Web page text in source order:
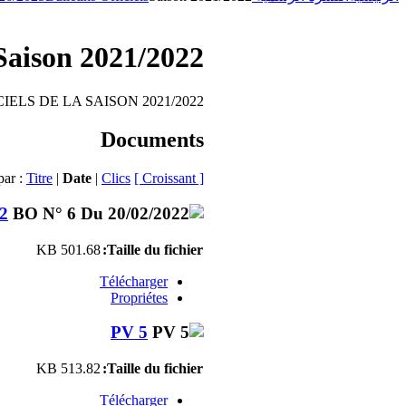
2021/2022
DE LA SAISON 2021/2022
Documents
: Titre | Date | Clics [ Croissant ]
Taille du fichier:
501.68 KB
Télécharger
Propriétes
PV 5
Taille du fichier:
513.82 KB
Télécharger